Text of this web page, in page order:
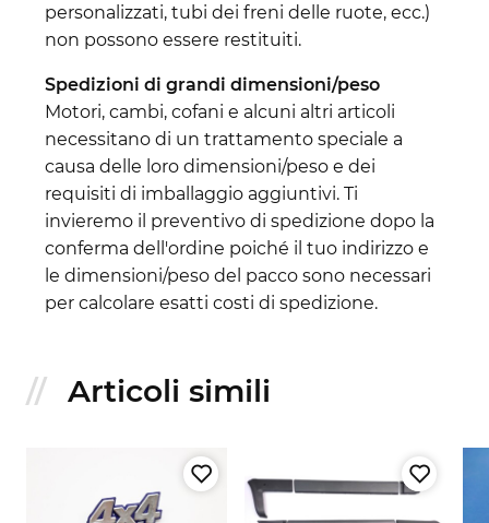
personalizzati, tubi dei freni delle ruote, ecc.)
non possono essere restituiti.
Spedizioni di grandi dimensioni/peso
Motori, cambi, cofani e alcuni altri articoli
necessitano di un trattamento speciale a
causa delle loro dimensioni/peso e dei
requisiti di imballaggio aggiuntivi. Ti
invieremo il preventivo di spedizione dopo la
conferma dell'ordine poiché il tuo indirizzo e
le dimensioni/peso del pacco sono necessari
per calcolare esatti costi di spedizione.
Articoli simili